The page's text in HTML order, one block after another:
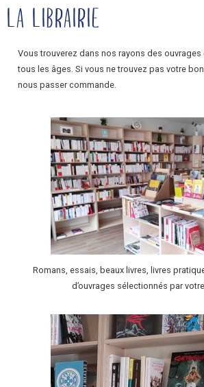
LA LIBRAIRIE
Vous trouverez dans nos rayons des
tous les âges. Si vous ne trouvez pas votre
nous passer commande.
Romans, essais, beaux livres, livres
d’ouvrages sélectionnés par